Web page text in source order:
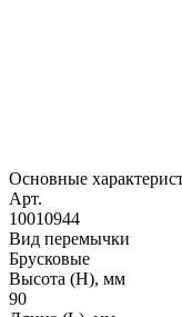
Основные
Арт.
10010944
Вид перемычки
Брусковые
Высота (H), мм
90